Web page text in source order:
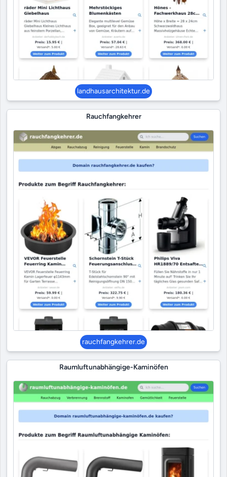
landhausarchitektur.de
Rauchfangkehrer
rauchfangkehrer.de
Raumluftunabhängige-Kaminöfen